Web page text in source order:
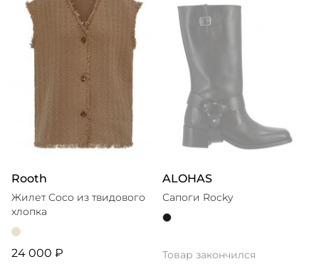
Rooth
Жилет Coco из твидового
хлопка
24 000 ₽
ALOHAS
Сапоги Rocky
Товар закончился